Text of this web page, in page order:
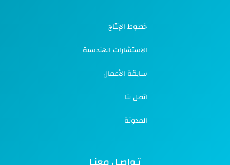
خطوط الإنتاج
الاستشارات الهندسية
سابقة الأعمال
اتصل بنا
المدونة